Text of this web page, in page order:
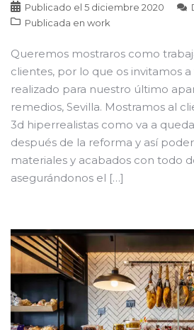
Publicado el 5 diciembre 2020
Publicada en work
Queremos mostraros como
clientes, por lo que os invitamos
realizado para nuestro último
remedios, Sevilla. Mostramos al
3d hiperrealistas como va a
después de la reforma y así
materiales y acabados con todo
asegurándonos el […]